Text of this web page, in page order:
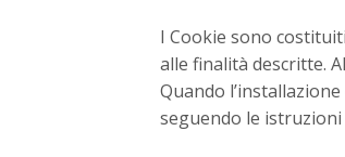
I Cookie sono
alle finalità descritte.
Quando
seguendo le